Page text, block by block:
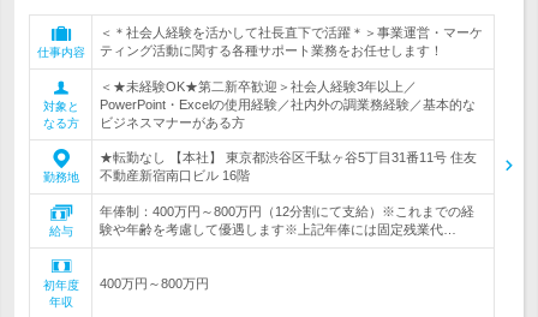
仕事内容
＜＊社会人経験を活かして社長直下で活躍＊＞事業運営・マーケ
ティング活動に関する各種サポート業務をお任せします！
対象と
なる方
＜★未経験OK★第二新卒歓迎＞社会人経験3年以上／
PowerPoint・Excelの使用経験／社内外の調業務経験／基本的な
ビジネスマナーがある方
勤務地
★転勤なし 【本社】 東京都渋谷区千駄ヶ谷5丁目31番11号 住友
不動産新宿南口ビル 16階
給与
年俸制：400万円～800万円（12分割にて支給）※これまでの経
験や年齢を考慮して優遇します※上記年俸には固定残業代…
初年度
年収
400万円～800万円